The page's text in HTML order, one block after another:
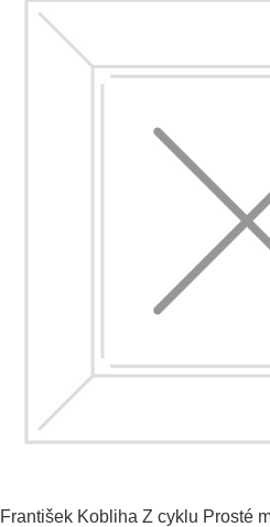
František Kobliha Z cyklu Prosté